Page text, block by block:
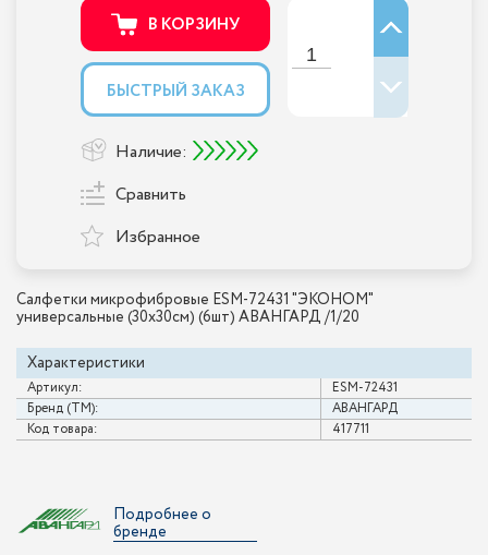
Салфетки микрофибровые ESM-72431 "ЭКОНОМ"
универсальные (30x30см) (6шт) АВАНГАРД /1/20
Характеристики
Артикул:
ESM-72431
Бренд (ТМ):
АВАНГАРД
Код товара:
417711
В КОРЗИНУ
БЫСТРЫЙ ЗАКАЗ
Наличие:
Сравнить
Избранное
Подробнее о
бренде